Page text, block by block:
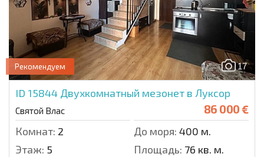
17
Рекомендуем
ID 15844 Двухкомнатный мезонет в Луксор
Святой Влас 86 000 €
Комнат: 2 До моря: 400 м.
Этаж: 5 Площадь: 76 кв. м.